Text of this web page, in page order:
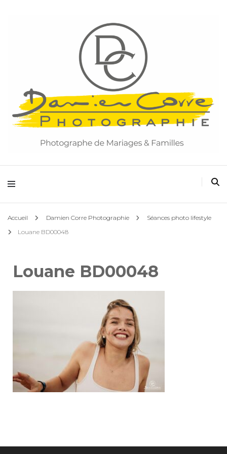
Accueil Damien Corre Photographie
Séances photo lifestyle
Louane BD00048
Louane BD00048